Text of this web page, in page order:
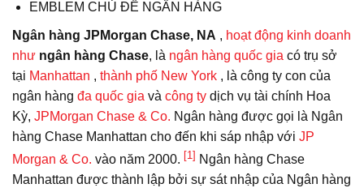
EMBLEM CHỦ ĐỀ NGÂN HÀNG
Ngân hàng JPMorgan Chase, NA , hoạt động kinh doanh
như ngân hàng Chase, là ngân hàng quốc gia có trụ sở
tại Manhattan , thành phố New York , là công ty con của
ngân hàng đa quốc gia và công ty dịch vụ tài chính Hoa
Kỳ, JPMorgan Chase & Co. Ngân hàng được gọi là Ngân
hàng Chase Manhattan cho đến khi sáp nhập với JP
Morgan & Co. vào năm 2000. [1] Ngân hàng Chase
Manhattan được thành lập bởi sự sát nhập của Ngân hàng